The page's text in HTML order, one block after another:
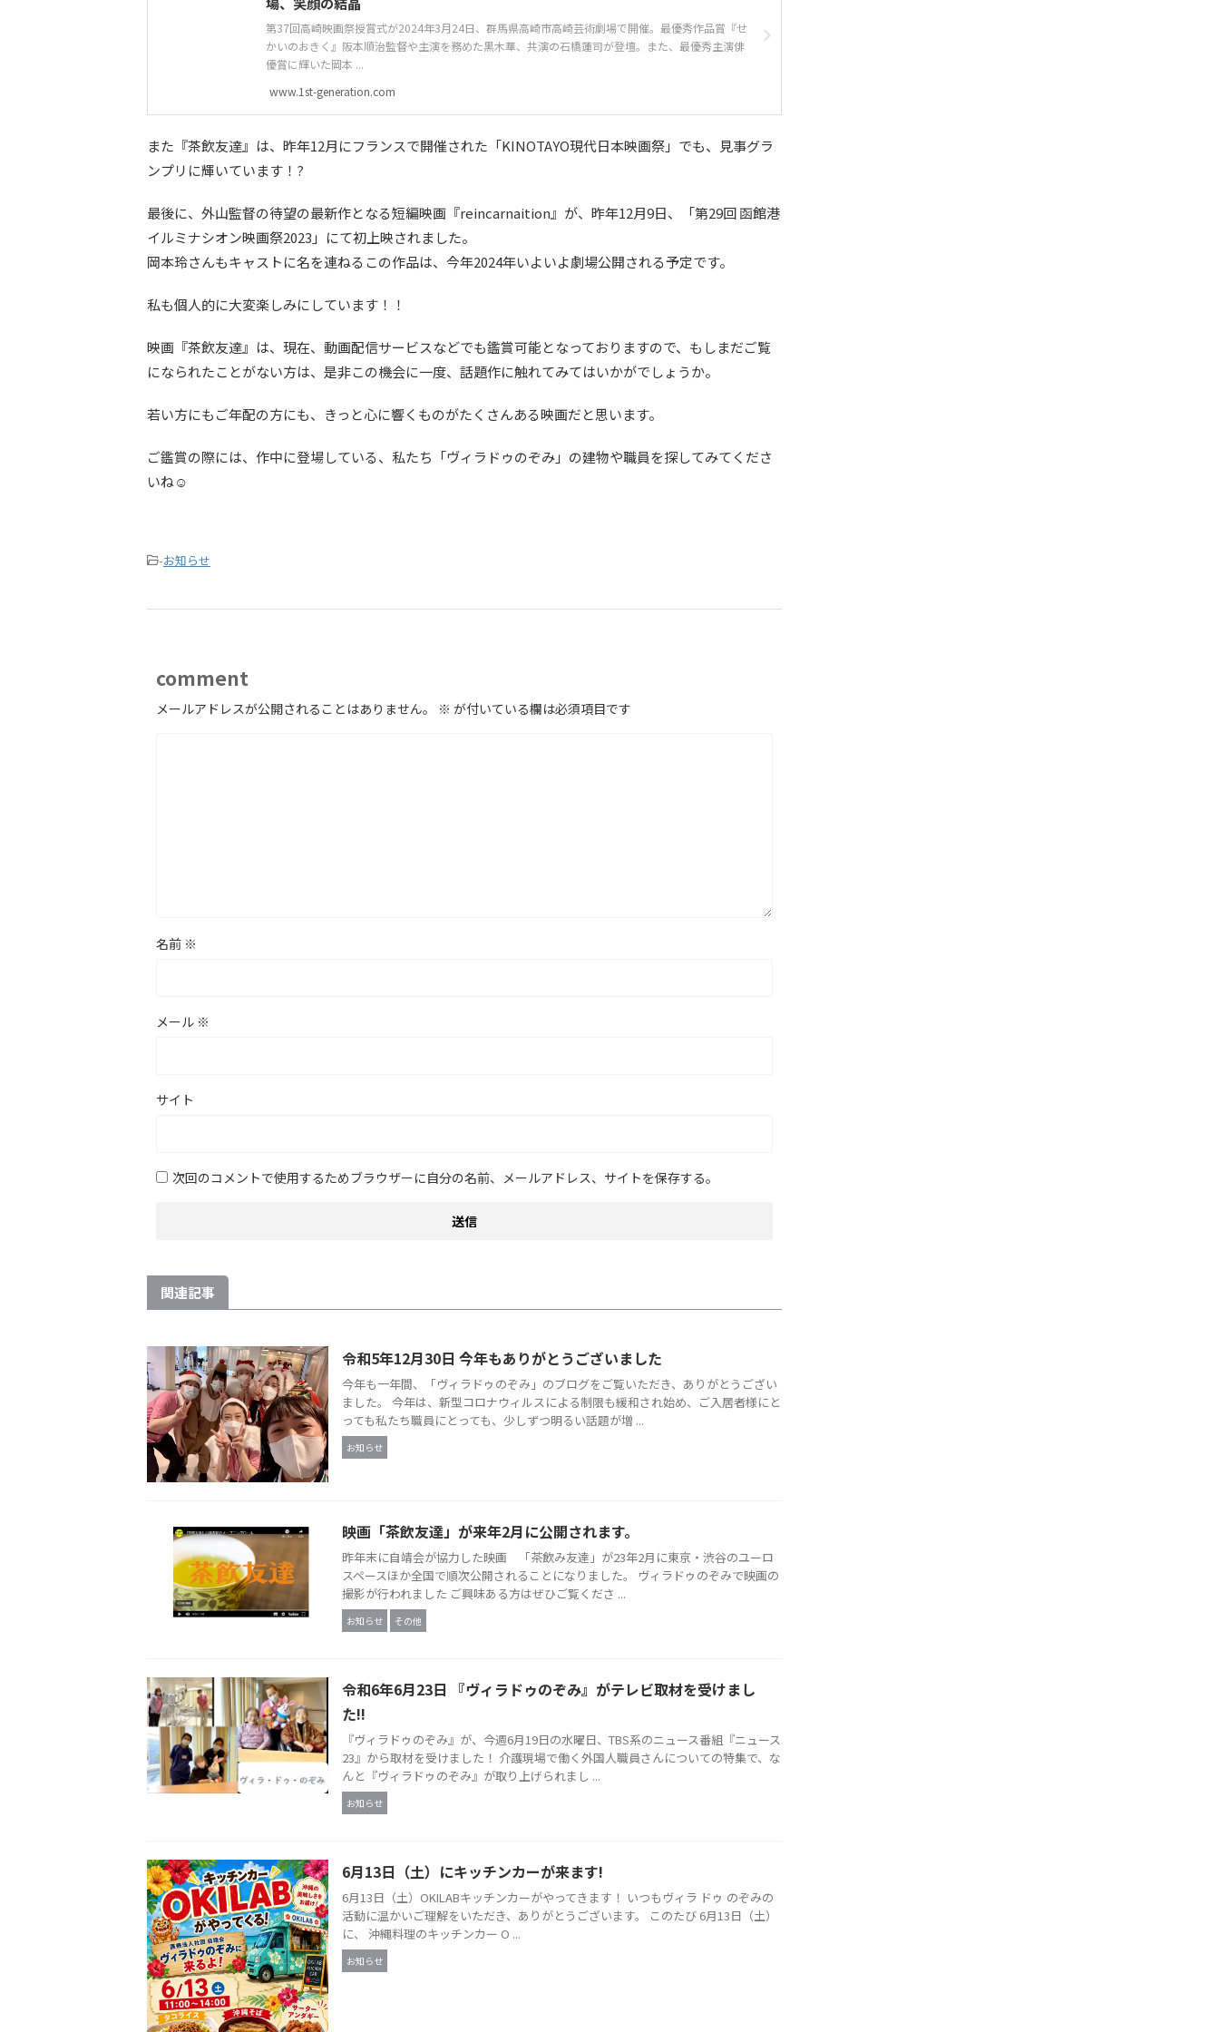
第37回高崎映画祭授賞式が2024年3月24日、群馬県高崎市高崎芸術劇場で開催。最優秀作品賞『せ
かいのおきく』阪本順治監督や主演を務めた黒木華、共演の石橋蓮司が登壇。また、最優秀主演俳
優賞に輝いた岡本 ...
www.1st-generation.com
また『茶飲友達』は、昨年12月にフランスで開催された「KINOTAYO現代日本映画祭」でも、見事グラ
ンプリに輝いています！?
最後に、外山監督の待望の最新作となる短編映画『reincarnaition』が、昨年12月9日、「第29回 函館港
イルミナシオン映画祭2023」にて初上映されました。
岡本玲さんもキャストに名を連ねるこの作品は、今年2024年いよいよ劇場公開される予定です。
私も個人的に大変楽しみにしています！！
映画『茶飲友達』は、現在、動画配信サービスなどでも鑑賞可能となっておりますので、もしまだご覧
になられたことがない方は、是非この機会に一度、話題作に触れてみてはいかがでしょうか。
若い方にもご年配の方にも、きっと心に響くものがたくさんある映画だと思います。
ご鑑賞の際には、作中に登場している、私たち「ヴィラドゥのぞみ」の建物や職員を探してみてくださ
いね☺
-お知らせ
comment
メールアドレスが公開されることはありません。 ※ が付いている欄は必須項目です
名前 ※
メール ※
サイト
次回のコメントで使用するためブラウザーに自分の名前、メールアドレス、サイトを保存する。
関連記事
令和5年12月30日 今年もありがとうございました
今年も一年間、「ヴィラドゥのぞみ」のブログをご覧いただき、ありがとうござい
ました。 今年は、新型コロナウィルスによる制限も緩和され始め、ご入居者様にと
っても私たち職員にとっても、少しずつ明るい話題が増 ...
お知らせ
映画「茶飲友達」が来年2月に公開されます。
昨年末に自靖会が協力した映画 「茶飲み友達」が23年2月に東京・渋谷のユーロ
スペースほか全国で順次公開されることになりました。 ヴィラドゥのぞみで映画の
撮影が行われました ご興味ある方はぜひご覧くださ ...
お知らせ その他
令和6年6月23日 『ヴィラドゥのぞみ』がテレビ取材を受けまし
た!!
『ヴィラドゥのぞみ』が、今週6月19日の水曜日、TBS系のニュース番組『ニュース
23』から取材を受けました！ 介護現場で働く外国人職員さんについての特集で、な
んと『ヴィラドゥのぞみ』が取り上げられまし ...
お知らせ
6月13日（土）にキッチンカーが来ます!
6月13日（土）OKILABキッチンカーがやってきます！ いつもヴィラ ドゥ のぞみの
活動に温かいご理解をいただき、ありがとうございます。 このたび 6月13日（土）
に、 沖縄料理のキッチンカー O ...
お知らせ